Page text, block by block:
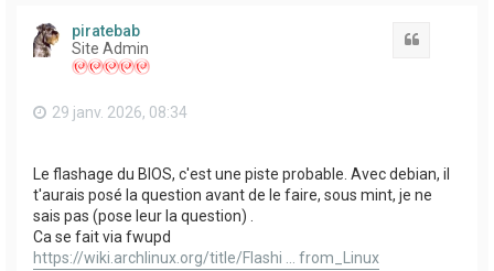
piratebab
Site Admin
29 janv. 2026, 08:34
Le flashage du BIOS, c'est une piste probable. Avec debian, il
t'aurais posé la question avant de le faire, sous mint, je ne
sais pas (pose leur la question) .
Ca se fait via fwupd
https://wiki.archlinux.org/title/Flashi ... from_Linux